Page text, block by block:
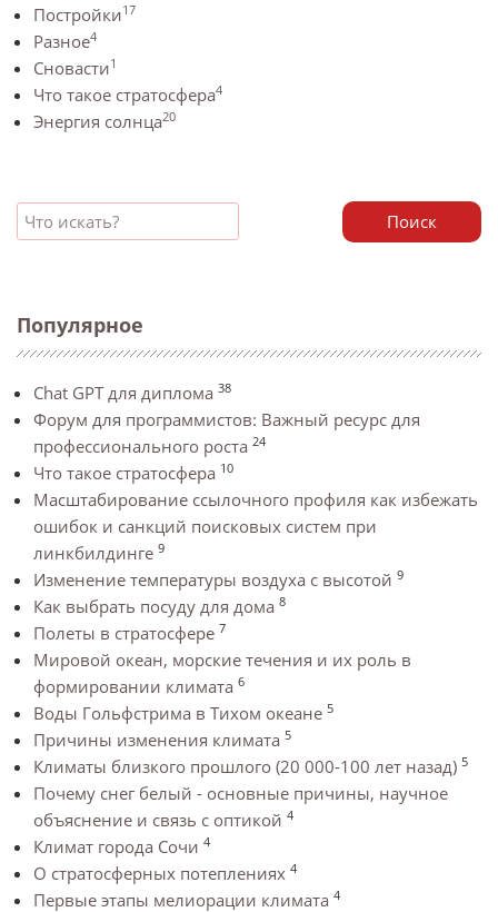
Постройки17
Разное4
Сновасти1
Что такое стратосфера4
Энергия солнца20
Поиск
Популярное
Chat GPT для диплома 38
Форум для программистов: Важный ресурс для
профессионального роста 24
Что такое стратосфера 10
Масштабирование ссылочного профиля как избежать
ошибок и санкций поисковых систем при
линкбилдинге 9
Изменение температуры воздуха с высотой 9
Как выбрать посуду для дома 8
Полеты в стратосфере 7
Мировой океан, морские течения и их роль в
формировании климата 6
Воды Гольфстрима в Тихом океане 5
Причины изменения климата 5
Климаты близкого прошлого (20 000-100 лет назад) 5
Почему снег белый - основные причины, научное
объяснение и связь с оптикой 4
Климат города Сочи 4
О стратосферных потеплениях 4
Первые этапы мелиорации климата 4